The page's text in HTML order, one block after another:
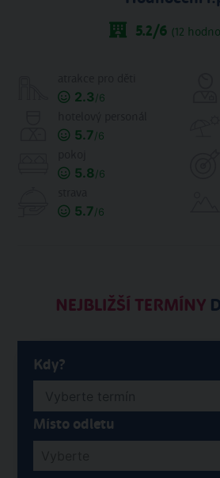
5.2/6 (12
2.3/6
5.7/6
5.8/6
5.7/6
NEJBLIŽŠÍ TERMÍNY
Kdy?
Místo odletu